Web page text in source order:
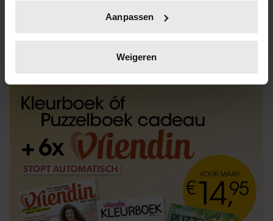
scannen op specifieke eigenschappen (fingerprinting)
verwerkt en stel uw voorkeuren in het
intrekken in de Cookieverklaring.
We gebruiken cookies om content en advertenties te
personaliseren, om functies voor social media te bieden
en om ons websiteverkeer te analyseren. Ook delen we
informatie over uw gebruik van onze site met onze
partners voor social media, adverteren en analyse. Deze
partners kunnen deze gegevens combineren met andere
informatie die u aan ze heeft verstrekt of die ze hebben
verzameld op basis van uw gebruik van hun services. U
Aanpassen
Weigeren